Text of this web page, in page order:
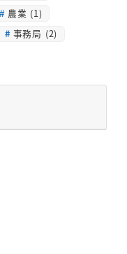
農業 (1)
事務局 (2)